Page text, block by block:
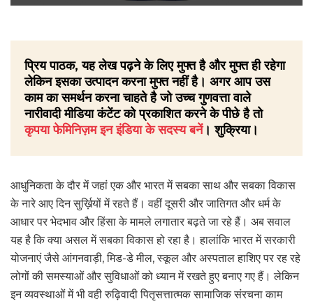
प्रिय पाठक, यह लेख पढ़ने के लिए मुफ्त है और मुफ्त ही रहेगा
लेकिन इसका उत्पादन करना मुफ्त नहीं है। अगर आप उस
काम का समर्थन करना चाहते है जो उच्च गुणवत्ता वाले
नारीवादी मीडिया कंटेंट को प्रकाशित करने के पीछे है तो
कृपया फेमिनिज़म इन इंडिया के सदस्य बनें। शुक्रिया।
आधुनिकता के दौर में जहां एक और भारत में सबका साथ और सबका विकास
के नारे आए दिन सुर्ख़ियों में रहते हैं। वहीं दूसरी और जातिगत और धर्म के
आधार पर भेदभाव और हिंसा के मामले लगातार बढ़ते जा रहे हैं। अब सवाल
यह है कि क्या असल में सबका विकास हो रहा है। हालांकि भारत में सरकारी
योजनाएं जैसे आंगनवाड़ी, मिड-डे मील, स्कूल और अस्पताल हाशिए पर रह रहे
लोगों की समस्याओं और सुविधाओं को ध्यान में रखते हुए बनाए गए हैं। लेकिन
इन व्यवस्थाओं में भी वही रुढ़िवादी पितृसत्तात्मक सामाजिक संरचना काम